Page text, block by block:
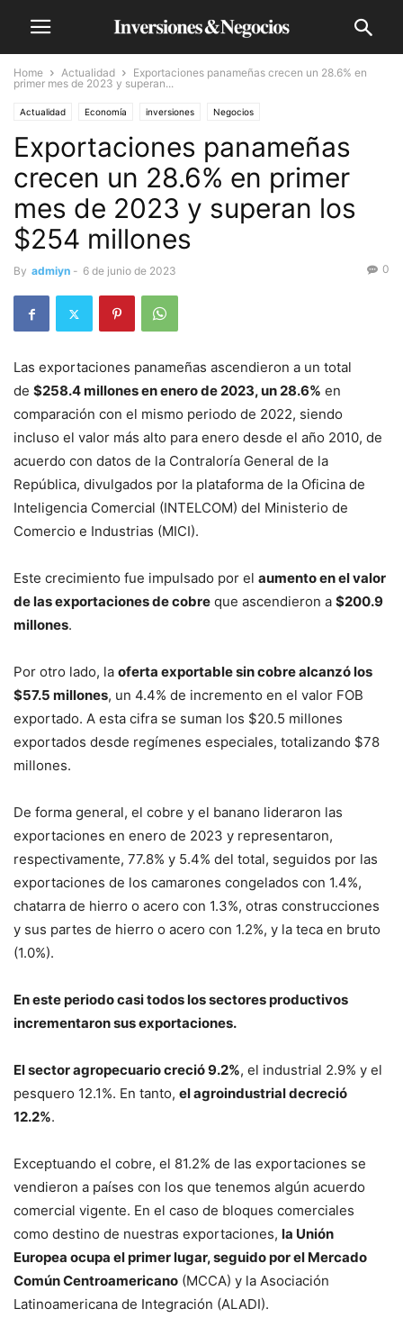
Home Actualidad
Exportaciones panameñas crecen un 28.6% en
primer mes de 2023 y superan...
Actualidad Economía inversiones Negocios
Exportaciones panameñas
crecen un 28.6% en primer
mes de 2023 y superan los
$254 millones
By admiyn - 6 de junio de 2023 0
Las exportaciones panameñas ascendieron a un total
de $258.4 millones en enero de 2023, un 28.6% en
comparación con el mismo periodo de 2022, siendo
incluso el valor más alto para enero desde el año 2010, de
acuerdo con datos de la Contraloría General de la
República, divulgados por la plataforma de la Oficina de
Inteligencia Comercial (INTELCOM) del Ministerio de
Comercio e Industrias (MICI).
Este crecimiento fue impulsado por el aumento en el valor
de las exportaciones de cobre que ascendieron a $200.9
millones.
Por otro lado, la oferta exportable sin cobre alcanzó los
$57.5 millones, un 4.4% de incremento en el valor FOB
exportado. A esta cifra se suman los $20.5 millones
exportados desde regímenes especiales, totalizando $78
millones.
De forma general, el cobre y el banano lideraron las
exportaciones en enero de 2023 y representaron,
respectivamente, 77.8% y 5.4% del total, seguidos por las
exportaciones de los camarones congelados con 1.4%,
chatarra de hierro o acero con 1.3%, otras construcciones
y sus partes de hierro o acero con 1.2%, y la teca en bruto
(1.0%).
En este periodo casi todos los sectores productivos
incrementaron sus exportaciones.
El sector agropecuario creció 9.2%, el industrial 2.9% y el
pesquero 12.1%. En tanto, el agroindustrial decreció
12.2%.
Exceptuando el cobre, el 81.2% de las exportaciones se
vendieron a países con los que tenemos algún acuerdo
comercial vigente. En el caso de bloques comerciales
como destino de nuestras exportaciones, la Unión
Europea ocupa el primer lugar, seguido por el Mercado
Común Centroamericano (MCCA) y la Asociación
Latinoamericana de Integración (ALADI).